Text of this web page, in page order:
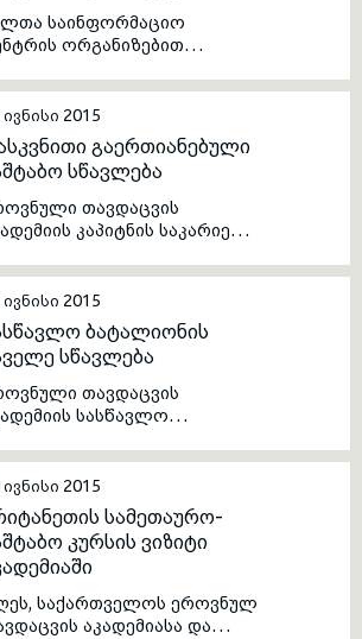
საინფორმაციო
ორგანიზებით
“გაძლიერებული
მშვიდობისა და
ჩატარდა
ტრენინგი
მეინსტრიმინგი
სექტორში“.
ივნისი 2015
გაერთიანებული
სწავლება
თავდაცვის
კაპიტნის საკარიერო
ორ ეტაპიანი
გაერთიანებული
სწავლება.
ივნისი 2015
ბატალიონის
სწავლება
თავდაცვის
სასწავლო
მიმდებარე
ორკვირიანი
პრაქტიკული სწავლება
ივნისი 2015
სამეთაურო-
კურსის ვიზიტი
საქართველოს ეროვნულ
აკადემიასა და